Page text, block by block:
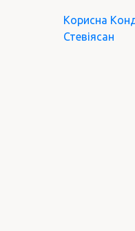
Корисна
Стевіясан